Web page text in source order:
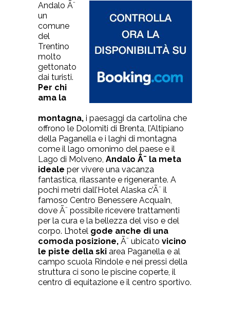
Andalo Ã¨
un
comune
del
Trentino
molto
gettonato
dai turisti.
Per chi
ama la
montagna, i paesaggi da cartolina che
offrono le Dolomiti di Brenta, l’Altipiano
della Paganella e i laghi di montagna
come il lago omonimo del paese e il
Lago di Molveno, Andalo Ã¨ la meta
ideale per vivere una vacanza
fantastica, rilassante e rigenerante. A
pochi metri dall’Hotel Alaska c’Ã¨ il
famoso Centro Benessere AcquaIn,
dove Ã¨ possibile ricevere trattamenti
per la cura e la bellezza del viso e del
corpo. L’hotel gode anche di una
comoda posizione, Ã¨ ubicato vicino
le piste della ski area Paganella e al
campo scuola Rindole e nei pressi della
struttura ci sono le piscine coperte, il
centro di equitazione e il centro sportivo.